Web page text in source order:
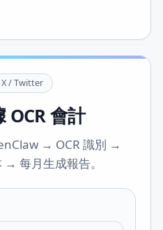
X / Twitter
會計
→ OCR 識別 →
每月生成報告。